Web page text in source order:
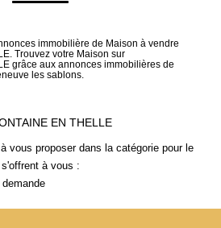
Anciennes
Et Villas
Appartements
À Bâtir
immobilière de Maison à vendre
Trouvez votre Maison sur
grâce aux annonces immobilières de
les sablons.
EN THELLE
vous proposer dans la catégorie pour le
à vous :